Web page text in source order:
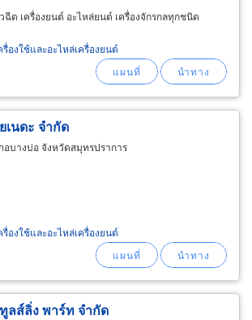
ด เครื่องยนต์ อะไหล่ยนต์ เครื่องจักรกลทุกชนิด
องใช้และอะไหล่เครื่องยนต์
เนดะ จำกัด
อบางบ่อ จังหวัดสมุทรปราการ
องใช้และอะไหล่เครื่องยนต์
ลส์ลิ่ง พาร์ท จำกัด